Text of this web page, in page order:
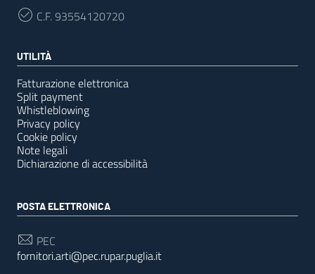
C.F.93554120720
UTILITÀ
Fatturazione elettronica
Split payment
Whistleblowing
Privacy policy
Cookie policy
Note legali
Dichiarazione di accessibilità
POSTA ELETTRONICA
PEC
fornitori.arti@pec.rupar.puglia.it